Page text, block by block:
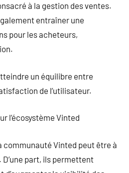
à la gestion des ventes.
entraîner une
pour les acheteurs,
un équilibre entre
de l’utilisateur.
l’écosystème Vinted
communauté Vinted peut être à
part, ils permettent